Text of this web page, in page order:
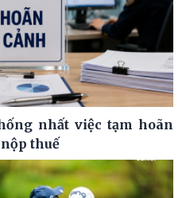
nhất việc tạm hoãn
thuế